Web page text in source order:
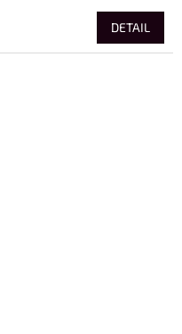
DETAIL